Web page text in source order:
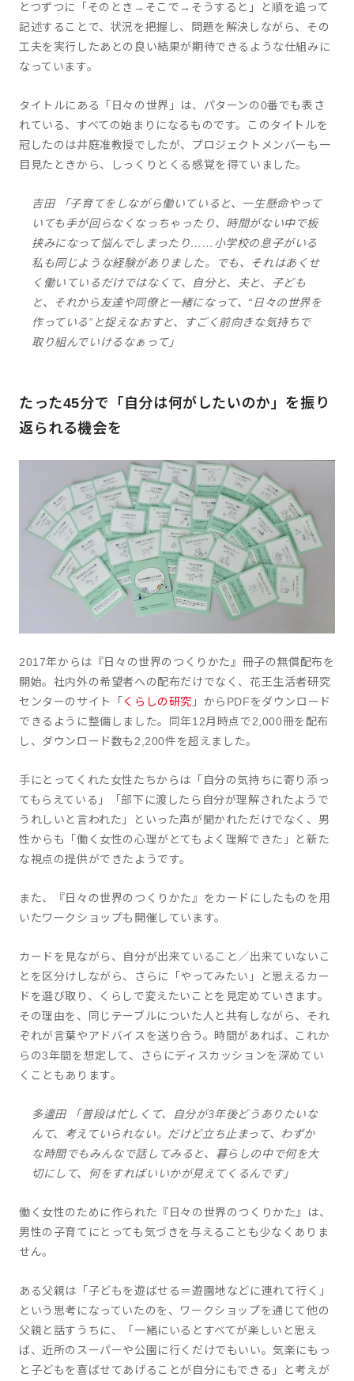
とつずつに「そのとき→そこで→そうすると」と順を追って
記述することで、状況を把握し、問題を解決しながら、その
工夫を実行したあとの良い結果が期待できるような仕組みに
なっています。
タイトルにある「日々の世界」は、パターンの0番でも表さ
れている、すべての始まりになるものです。このタイトルを
冠したのは井庭准教授でしたが、プロジェクトメンバーも一
目見たときから、しっくりとくる感覚を得ていました。
吉田 「子育てをしながら働いていると、一生懸命やって
いても手が回らなくなっちゃったり、時間がない中で板
挟みになって悩んでしまったり……小学校の息子がいる
私も同じような経験がありました。でも、それはあくせ
く働いているだけではなくて、自分と、夫と、子ども
と、それから友達や同僚と一緒になって、“日々の世界を
作っている”と捉えなおすと、すごく前向きな気持ちで
取り組んでいけるなぁって」
たった45分で「自分は何がしたいのか」を振り
返られる機会を
2017年からは『日々の世界のつくりかた』冊子の無償配布を
開始。社内外の希望者への配布だけでなく、花王生活者研究
センターのサイト「 くらしの研究 」からPDFをダウンロード
できるように整備しました。同年12月時点で2,000冊を配布
し、ダウンロード数も2,200件を超えました。
手にとってくれた女性たちからは「自分の気持ちに寄り添っ
てもらえている」「部下に渡したら自分が理解されたようで
うれしいと言われた」といった声が聞かれただけでなく、男
性からも「働く女性の心理がとてもよく理解できた」と新た
な視点の提供ができたようです。
また、『日々の世界のつくりかた』をカードにしたものを用
いたワークショップも開催しています。
カードを見ながら、自分が出来ていること／出来ていないこ
とを区分けしながら、さらに「やってみたい」と思えるカー
ドを選び取り、くらしで変えたいことを見定めていきます。
その理由を、同じテーブルについた人と共有しながら、それ
ぞれが言葉やアドバイスを送り合う。時間があれば、これか
らの3年間を想定して、さらにディスカッションを深めてい
くこともあります。
多邊田 「普段は忙しくて、自分が3年後どうありたいな
んて、考えていられない。だけど立ち止まって、わずか
な時間でもみんなで話してみると、暮らしの中で何を大
切にして、何をすればいいかが見えてくるんです」
働く女性のために作られた『日々の世界のつくりかた』は、
男性の子育てにとっても気づきを与えることも少なくありま
せん。
ある父親は「子どもを遊ばせる＝遊園地などに連れて行く」
という思考になっていたのを、ワークショップを通じて他の
父親と話すうちに、「一緒にいるとすべてが楽しいと思え
ば、近所のスーパーや公園に行くだけでもいい。気楽にもっ
と子どもを喜ばせてあげることが自分にもできる」と考えが